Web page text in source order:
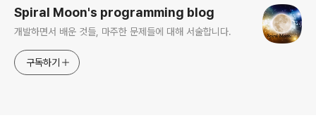
Spiral Moon's programming blog
개발하면서 배운 것들, 마주한 문제들에 대해 서술합니다.
구독하기